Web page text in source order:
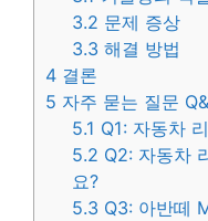
3.2 문제 증상
3.3 해결 방법
4 결론
5 자주 묻는 질문
5.1 Q1: 자동차
5.2 Q2: 자동차
요?
5.3 Q3: 아반떼